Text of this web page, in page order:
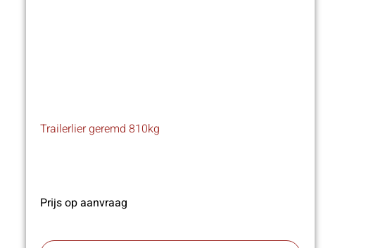
Trailerlier geremd 810kg
Prijs op aanvraag